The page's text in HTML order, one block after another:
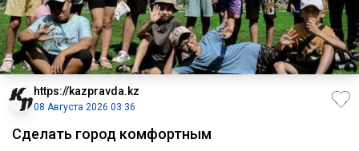
https://kazpravda.kz
08 Августа 2026 03:36
Сделать город комфортным